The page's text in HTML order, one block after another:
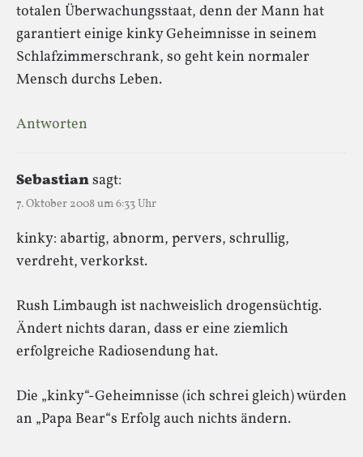
totalen Überwachungsstaat, denn der Mann hat
garantiert einige kinky Geheimnisse in seinem
Schlafzimmerschrank, so geht kein normaler
Mensch durchs Leben.
Antworten
Sebastiansagt:
7. Oktober 2008 um 6:33 Uhr
kinky: abartig, abnorm, pervers, schrullig,
verdreht, verkorkst.
Rush Limbaugh ist nachweislich drogensüchtig.
Ändert nichts daran, dass er eine ziemlich
erfolgreiche Radiosendung hat.
Die „kinky“-Geheimnisse (ich schrei gleich) würden
an „Papa Bear“s Erfolg auch nichts ändern.